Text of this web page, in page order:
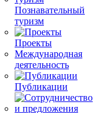
Познавательный
туризм
Проекты
Международная
деятельность
Публикации